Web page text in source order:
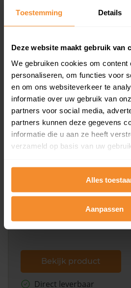
Toestemming Details
Deze website maakt gebruik van
We gebruiken cookies om content
personaliseren, om functies voor
en om ons websiteverkeer te
informatie over uw gebruik van
partners voor social media,
partners kunnen deze gegevens
informatie die u aan ze heeft
verzameld op basis van uw
Alles
Aanpassen
Een overzicht van alle verkochte
en koopdatum) binnen een
Bekijk product
Direct leverbaar
Een uitgebreid overzicht van het
dit inclusief de luchtfoto!
Bekijk product
Direct leverbaar